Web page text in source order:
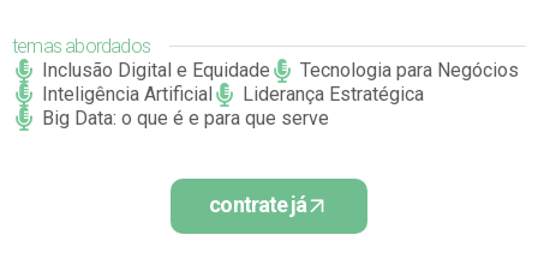
temas abordados
Inclusão Digital e Equidade
Tecnologia para Negócios
Inteligência Artificial
Liderança Estratégica
Big Data: o que é e para que serve
contrate já